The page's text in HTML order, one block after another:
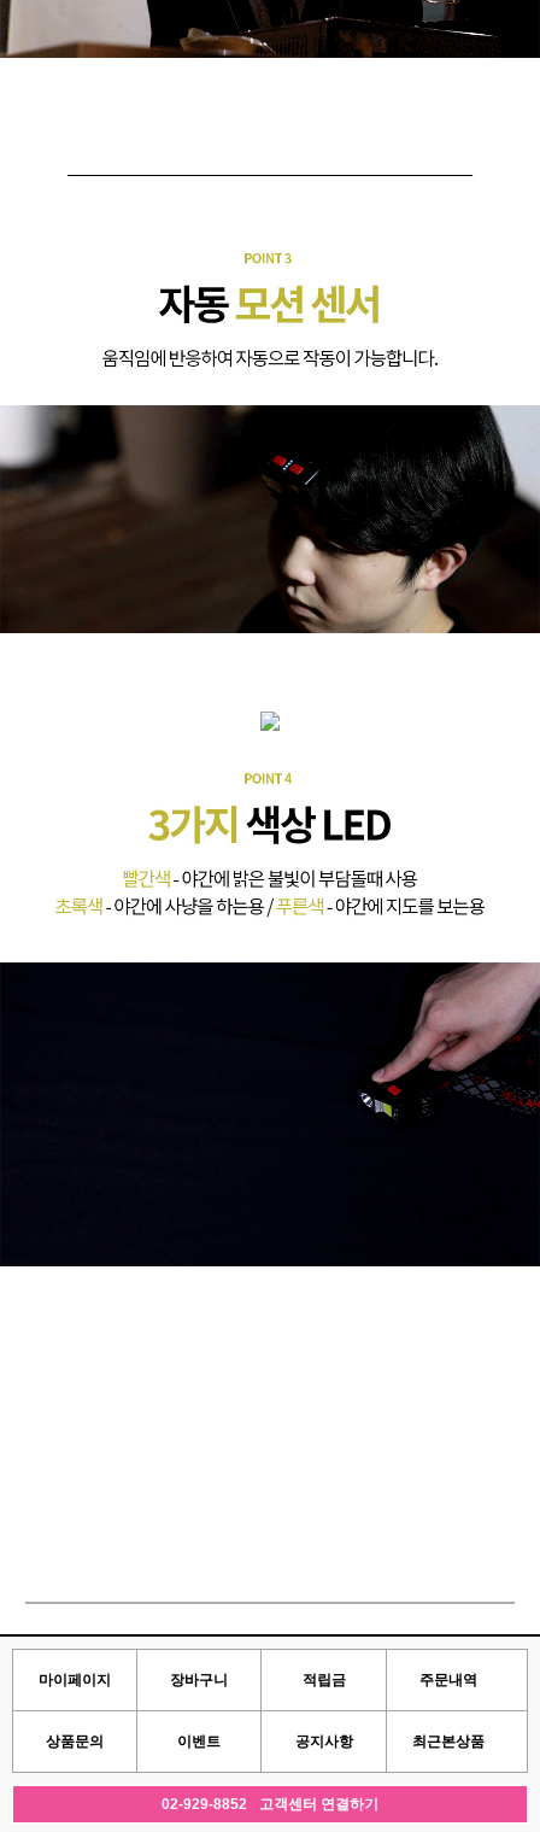
마이페이지 장바구니 적립금 주문내역
상품문의 이벤트 공지사항 최근본상품
02-929-8852 고객센터 연결하기